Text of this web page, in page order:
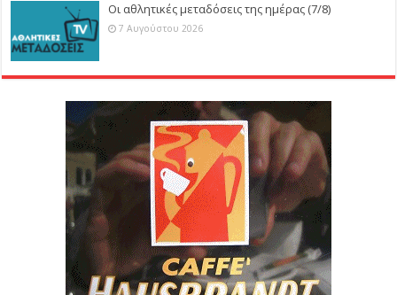
Οι αθλητικές μεταδόσεις της ημέρας (7/8)
7 Αυγούστου 2026